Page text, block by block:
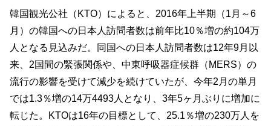
韓国観光公社（KTO）によると、2016年上半期（1月～6
月）の韓国への日本人訪問者数は前年比10％増の約104万
人となる見込みだ。同国への日本人訪問者数は12年9月以
来、2国間の緊張関係や、中東呼吸器症候群（MERS）の
流行の影響を受けて減少を続けていたが、今年2月の単月
では1.3％増の14万4493人となり、3年5ヶ月ぶりに増加に
転じた。KTOは16年の目標として、25.1％増の230万人を